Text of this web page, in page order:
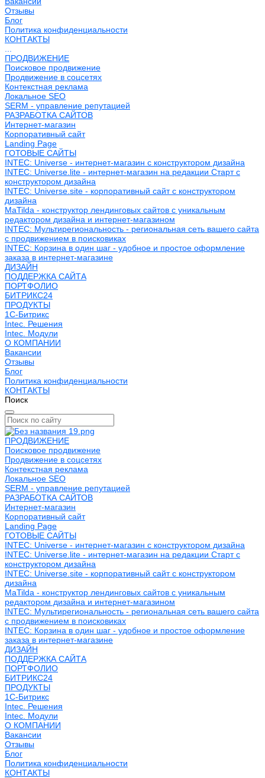
Отзывы
Блог
Политика конфиденциальности
КОНТАКТЫ
ПРОДВИЖЕНИЕ
Поисковое продвижение
Продвижение в соцсетях
Контекстная реклама
Локальное SEO
SERM - управление репутацией
РАЗРАБОТКА САЙТОВ
Интернет-магазин
Корпоративный сайт
Landing Page
ГОТОВЫЕ САЙТЫ
INTEC: Universe - интернет-магазин с конструктором дизайна
INTEC: Universe.lite - интернет-магазин на редакции Старт с
конструктором дизайна
INTEC: Universe.site - корпоративный сайт с конструктором
дизайна
MaTilda - конструктор лендинговых сайтов с уникальным
редактором дизайна и интернет-магазином
INTEC: Мультирегиональность - региональная сеть вашего сайта
с продвижением в поисковиках
INTEC: Корзина в один шаг - удобное и простое оформление
заказа в интернет-магазине
ДИЗАЙН
ПОДДЕРЖКА САЙТА
ПОРТФОЛИО
БИТРИКС24
ПРОДУКТЫ
1С-Битрикс
Intec. Решения
Intec. Модули
О КОМПАНИИ
Вакансии
Отзывы
Блог
Политика конфиденциальности
КОНТАКТЫ
Поиск
ПРОДВИЖЕНИЕ
Поисковое продвижение
Продвижение в соцсетях
Контекстная реклама
Локальное SEO
SERM - управление репутацией
РАЗРАБОТКА САЙТОВ
Интернет-магазин
Корпоративный сайт
Landing Page
ГОТОВЫЕ САЙТЫ
INTEC: Universe - интернет-магазин с конструктором дизайна
INTEC: Universe.lite - интернет-магазин на редакции Старт с
конструктором дизайна
INTEC: Universe.site - корпоративный сайт с конструктором
дизайна
MaTilda - конструктор лендинговых сайтов с уникальным
редактором дизайна и интернет-магазином
INTEC: Мультирегиональность - региональная сеть вашего сайта
с продвижением в поисковиках
INTEC: Корзина в один шаг - удобное и простое оформление
заказа в интернет-магазине
ДИЗАЙН
ПОДДЕРЖКА САЙТА
ПОРТФОЛИО
БИТРИКС24
ПРОДУКТЫ
1С-Битрикс
Intec. Решения
Intec. Модули
О КОМПАНИИ
Вакансии
Отзывы
Блог
Политика конфиденциальности
КОНТАКТЫ